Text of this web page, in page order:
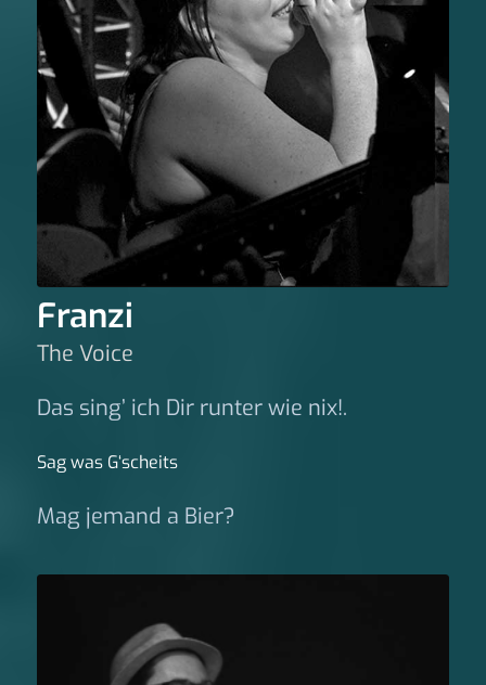
Franzi
The Voice
Das sing’ ich Dir runter wie nix!.
Sag was G‘scheits
Mag jemand a Bier?